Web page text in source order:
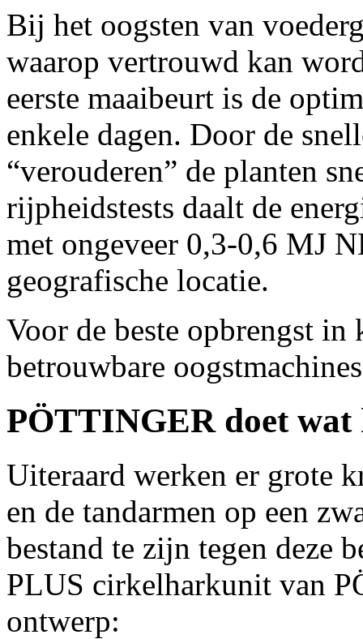
Bij het oogsten van
waarop vertrouwd kan
eerste maaibeurt is de
enkele dagen. Door de
“verouderen” de planten
rijpheidstests daalt de
met ongeveer 0,3-0,6 MJ
geografische locatie.
Voor de beste opbrengst
betrouwbare
PÖTTINGER doet wat
Uiteraard werken er grote
en de tandarmen op een
bestand te zijn tegen deze
PLUS cirkelharkunit van
ontwerp: